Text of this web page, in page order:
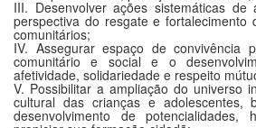
III. Desenvolver ações sistemáticas
perspectiva do resgate e fortalecimento
comunitários;
IV. Assegurar espaço de convivência
comunitário e social e o
afetividade, solidariedade e respeito
V. Possibilitar a ampliação do universo
cultural das crianças e adolescentes,
desenvolvimento de potencialidades,